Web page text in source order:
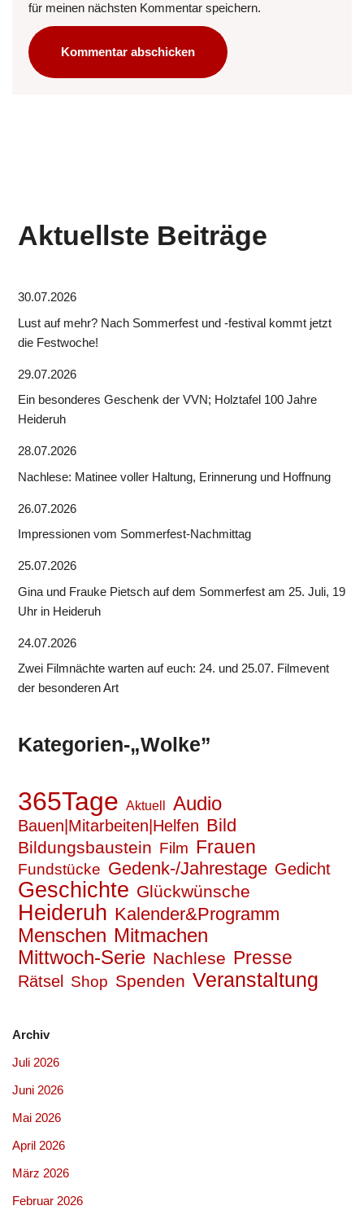
für meinen nächsten Kommentar speichern.
Aktuellste Beiträge
30.07.2026
Lust auf mehr? Nach Sommerfest und -festival kommt jetzt
die Festwoche!
29.07.2026
Ein besonderes Geschenk der VVN; Holztafel 100 Jahre
Heideruh
28.07.2026
Nachlese: Matinee voller Haltung, Erinnerung und Hoffnung
26.07.2026
Impressionen vom Sommerfest-Nachmittag
25.07.2026
Gina und Frauke Pietsch auf dem Sommerfest am 25. Juli, 19
Uhr in Heideruh
24.07.2026
Zwei Filmnächte warten auf euch: 24. und 25.07. Filmevent
der besonderen Art
Kategorien-„Wolke”
365Tage Aktuell Audio
Bauen|Mitarbeiten|Helfen Bild
Bildungsbaustein Film Frauen
Fundstücke Gedenk-/Jahrestage Gedicht
Geschichte Glückwünsche
Heideruh Kalender&Programm
Menschen Mitmachen
Mittwoch-Serie Nachlese Presse
Rätsel Shop Spenden Veranstaltung
Archiv
Juli 2026
Juni 2026
Mai 2026
April 2026
März 2026
Februar 2026